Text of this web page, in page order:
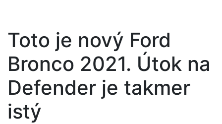
Toto je nový Ford
Bronco 2021. Útok na
Defender je takmer
istý